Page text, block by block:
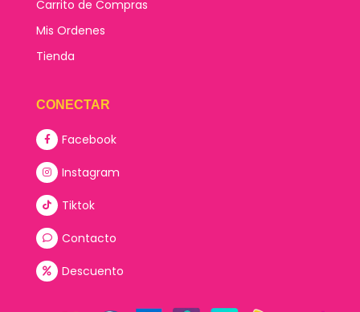
Carrito de Compras
Mis Ordenes
Tienda
CONECTAR
Facebook
Instagram
Tiktok
Contacto
Descuento